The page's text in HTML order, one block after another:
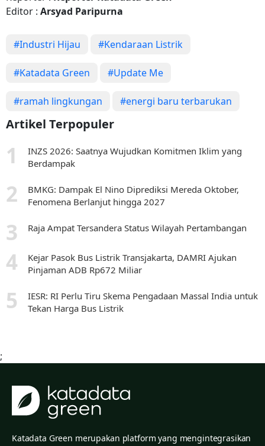
Editor : Arsyad Paripurna
#Industri Hijau #Kendaraan Listrik
#Katadata Green #Update Me
#ramah lingkungan #energi baru terbarukan
Artikel Terpopuler
INZS 2026: Saatnya Wujudkan Komitmen Iklim yang
Berdampak
BMKG: Dampak El Nino Diprediksi Mereda Oktober,
Fenomena Berlanjut hingga 2027
Raja Ampat Tersandera Status Wilayah Pertambangan
Kejar Pasok Bus Listrik Transjakarta, DAMRI Ajukan
Pinjaman ADB Rp672 Miliar
IESR: RI Perlu Tiru Skema Pengadaan Massal India untuk
Tekan Harga Bus Listrik
;
Katadata Green merupakan platform yang mengintegrasikan